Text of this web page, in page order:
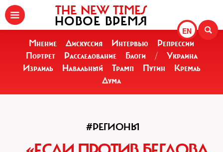
EN
THE NEW TIMES
НОВОЕ ВРЕМЯ
Мнение Дискуссия Интервью
Репрессии
Портрет
Расследование Блоги /
Украина
Израиль
Навальный Трамп Путин
Кремль
Дума
#РЕГИОНЫ